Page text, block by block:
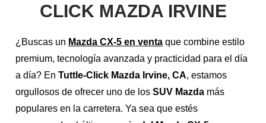
CLICK MAZDA IRVINE
¿Buscas un Mazda CX-5 en venta que combine estilo
premium, tecnología avanzada y practicidad para el día
a día? En Tuttle-Click Mazda Irvine, CA, estamos
orgullosos de ofrecer uno de los SUV Mazda más
populares en la carretera. Ya sea que estés